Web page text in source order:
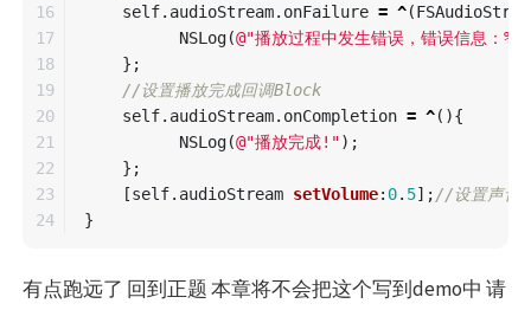
16
17
18
19
20
21
22
23
self. audioStream. onFailure = ^(
NSLog(@"播放过程中发生错误，错误信息：%@"
};
//设置播放完成回调Block
self. audioStream. onCompletion = ^(){
NSLog(@"播放完成!");
};
[self. audioStream setVolume: 0. 5]; //设置声音
}
有点跑远了 回到正题 本章将不会把这个写到demo中 请